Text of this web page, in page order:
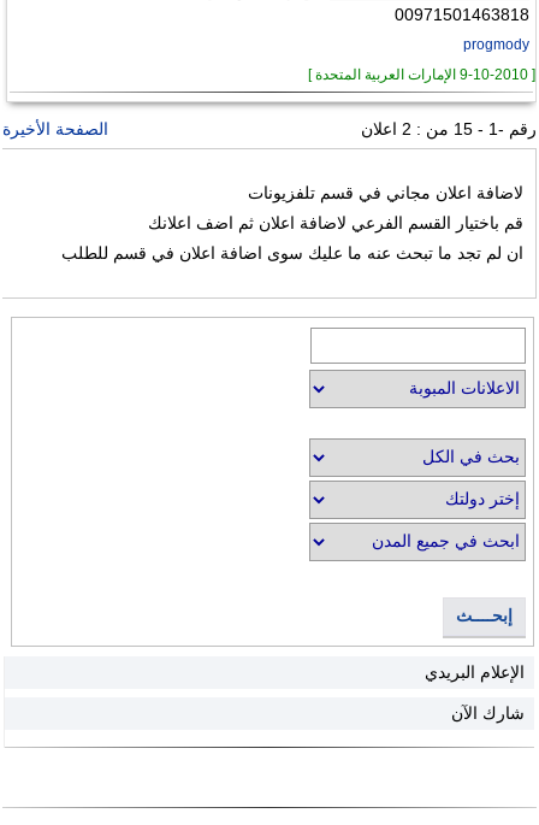
00971501463818
progmody
[ 9-10-2010 الإمارات العربية المتحدة ]
رقم -1 - 15 من : 2 اعلان الصفحة الأخيرة
لاضافة اعلان مجاني في قسم تلفزيونات
قم باختيار القسم الفرعي لاضافة اعلان ثم اضف اعلانك
ان لم تجد ما تبحث عنه ما عليك سوى اضافة اعلان في قسم للطلب
إبحــــث
الإعلام البريدي
شارك الآن